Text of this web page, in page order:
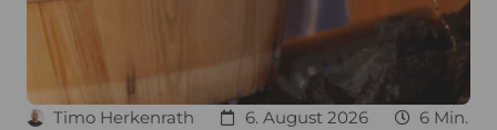
Timo Herkenrath 6. August 2026 6 Min.